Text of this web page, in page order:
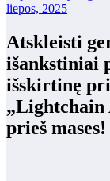
liepos, 2025
Atskleisti
išankstiniai
išskirtinę
„Lightchain
prieš mases!